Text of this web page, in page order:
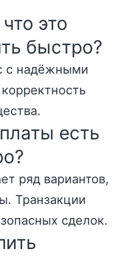
это
быстро?
с надёжными
есть
ряд вариантов,
Транзакции
сделок.